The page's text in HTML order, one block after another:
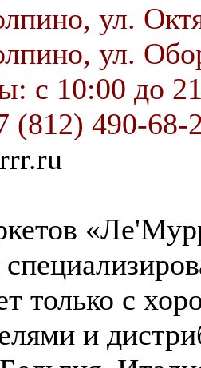
ул.
ул.
с 10:00 до
(812) 490-68-
только с
и